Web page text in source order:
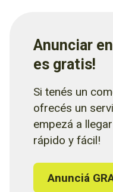
Anunciar
es gratis!
Si tenés un
ofrecés un
empezá a
rápido y fácil!
Anunciá